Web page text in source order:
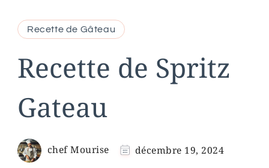
Recette de Gâteau
Recette de Spritz
Gateau
chef Mourise décembre 19, 2024